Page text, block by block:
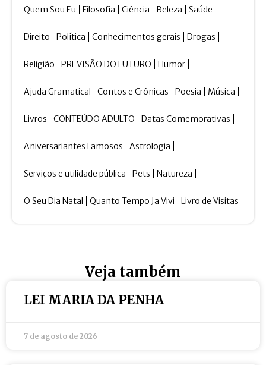
Quem Sou Eu Filosofia Ciência Beleza Saúde
Direito Política Conhecimentos gerais Drogas
Religião PREVISÃO DO FUTURO Humor
Ajuda Gramatical Contos e Crônicas Poesia Música
Livros CONTEÚDO ADULTO Datas Comemorativas
Aniversariantes Famosos Astrologia
Serviços e utilidade pública Pets Natureza
O Seu Dia Natal Quanto Tempo Ja Vivi Livro de Visitas
Veja também
LEI MARIA DA PENHA
7 de agosto de 2026